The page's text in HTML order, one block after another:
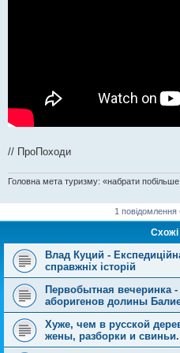
// ПроПоходи
Головна мета туризму: «набрати
1 повідомлення
Влад Куций -
справжніх історій
Первобытная вечеринка
аборигенов долины
Хуже, чем в русской
жены, разборки и